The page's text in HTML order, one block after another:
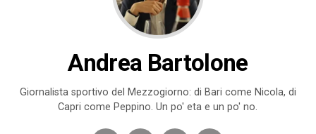
Andrea Bartolone
Giornalista sportivo del Mezzogiorno: di Bari come Nicola, di
Capri come Peppino. Un po' eta e un po' no.